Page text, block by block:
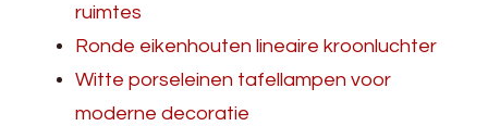
ruimtes
Ronde eikenhouten lineaire kroonluchter
Witte porseleinen tafellampen voor
moderne decoratie